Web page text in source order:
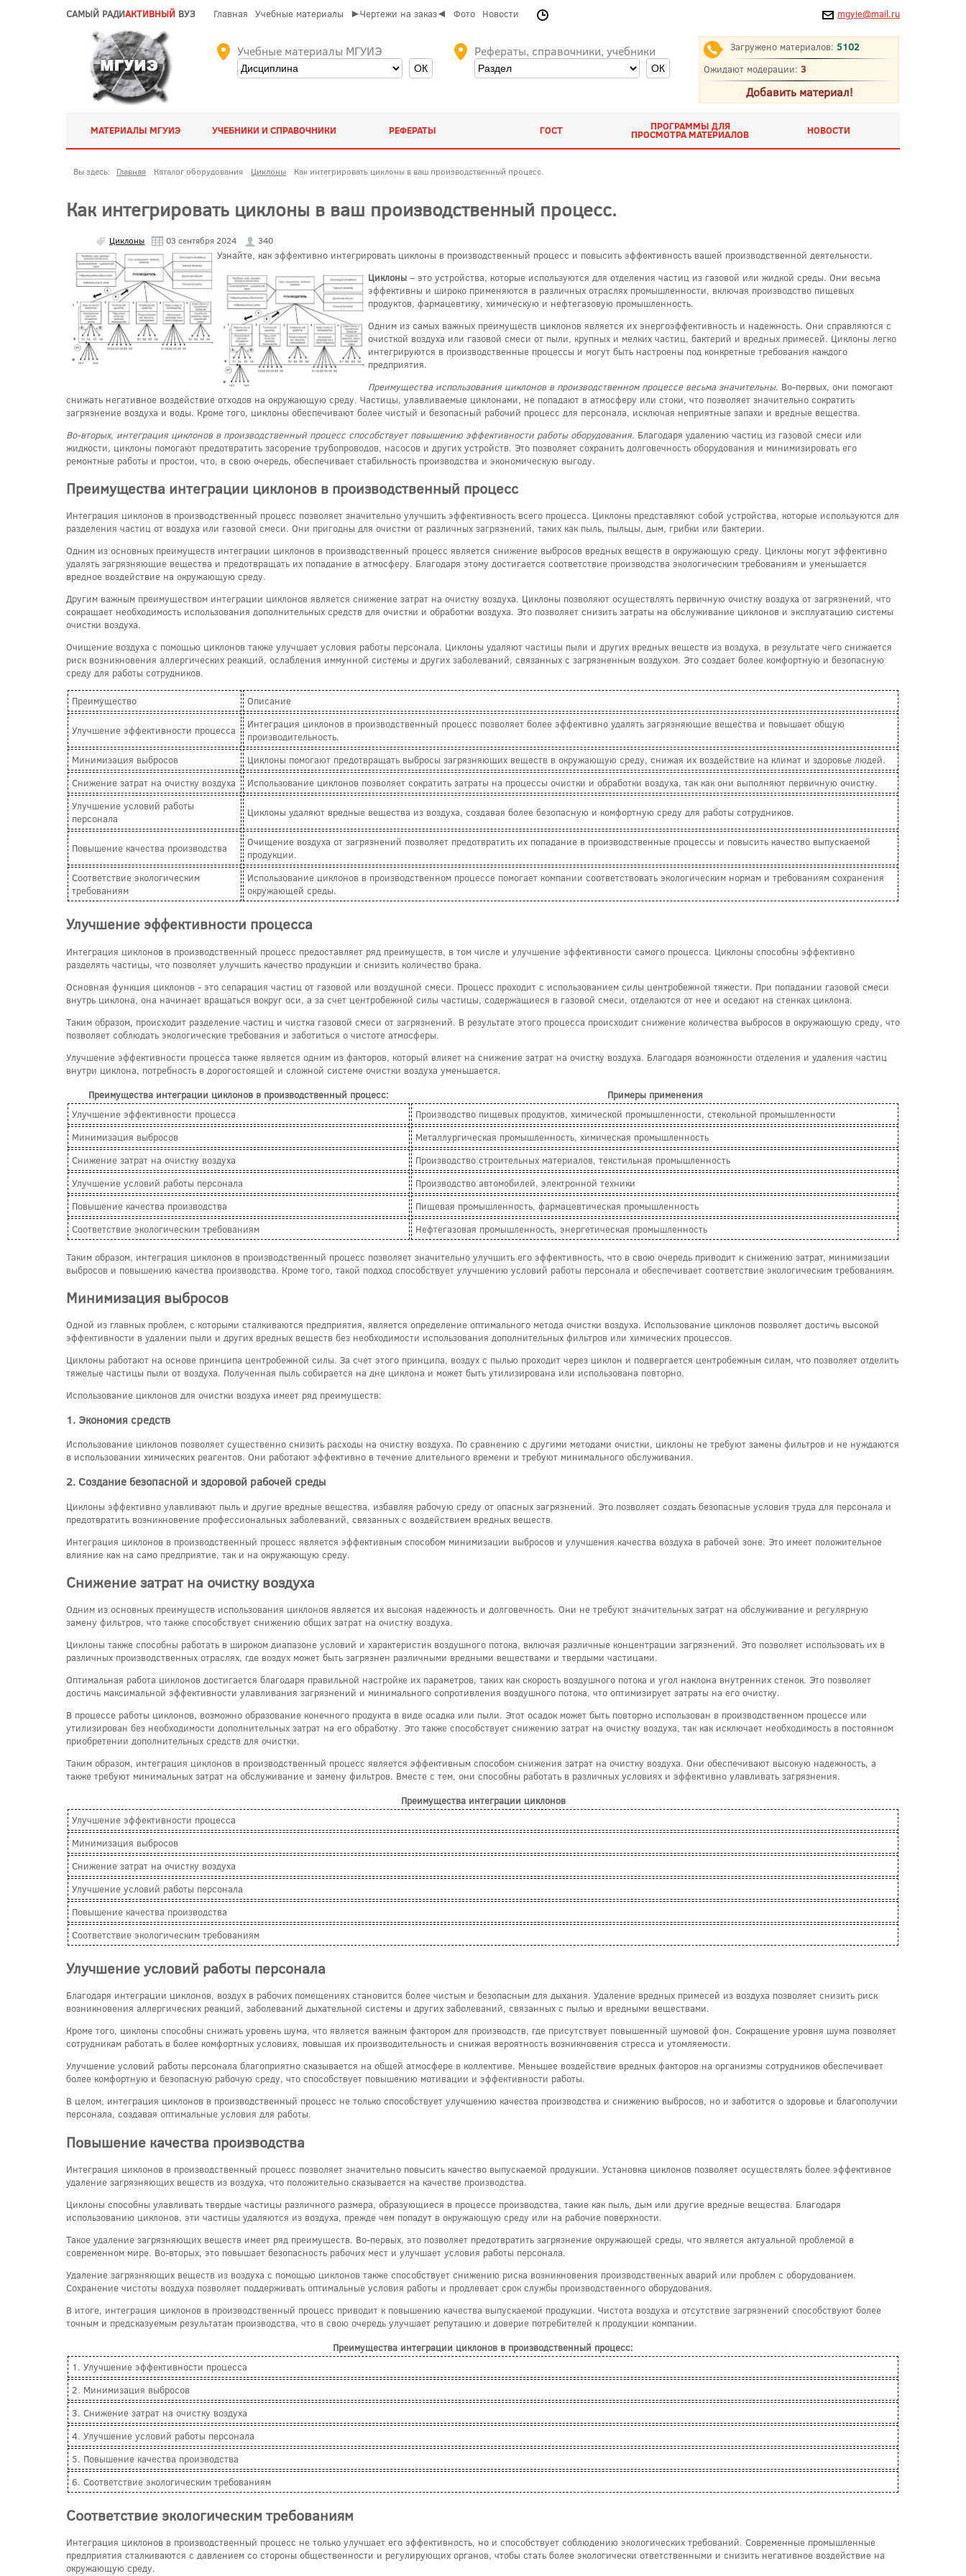
САМЫЙ РАДИАКТИВНЫЙ ВУЗ Главная Учебные материалы ►Чертежи на заказ◄ Фото Новости mgyie@mail.ru
Учебные материалы МГУИЭ Рефераты, справочники, учебники Загружено материалов: 5102
Ожидают модерации: 3
Добавить материал!
МАТЕРИАЛЫ МГУИЭ УЧЕБНИКИ И СПРАВОЧНИКИ РЕФЕРАТЫ ГОСТ ПРОГРАММЫ ДЛЯ
ПРОСМОТРА МАТЕРИАЛОВ НОВОСТИ
Вы здесь: Главная Каталог оборудования Циклоны Как интегрировать циклоны в ваш производственный процесс.
Как интегрировать циклоны в ваш производственный процесс.
Циклоны 03 сентября 2024 340
Узнайте, как эффективно интегрировать циклоны в производственный процесс и повысить эффективность вашей производственной деятельности.
Циклоны – это устройства, которые используются для отделения частиц из газовой или жидкой среды. Они весьма
эффективны и широко применяются в различных отраслях промышленности, включая производство пищевых
продуктов, фармацевтику, химическую и нефтегазовую промышленность.
Одним из самых важных преимуществ циклонов является их энергоэффективность и надежность. Они справляются с
очисткой воздуха или газовой смеси от пыли, крупных и мелких частиц, бактерий и вредных примесей. Циклоны легко
интегрируются в производственные процессы и могут быть настроены под конкретные требования каждого
предприятия.
Преимущества использования циклонов в производственном процессе весьма значительны. Во-первых, они помогают
снижать негативное воздействие отходов на окружающую среду. Частицы, улавливаемые циклонами, не попадают в атмосферу или стоки, что позволяет значительно сократить
загрязнение воздуха и воды. Кроме того, циклоны обеспечивают более чистый и безопасный рабочий процесс для персонала, исключая неприятные запахи и вредные вещества.
Во-вторых, интеграция циклонов в производственный процесс способствует повышению эффективности работы оборудования. Благодаря удалению частиц из газовой смеси или
жидкости, циклоны помогают предотвратить засорение трубопроводов, насосов и других устройств. Это позволяет сохранить долговечность оборудования и минимизировать его
ремонтные работы и простои, что, в свою очередь, обеспечивает стабильность производства и экономическую выгоду.
Преимущества интеграции циклонов в производственный процесс
Интеграция циклонов в производственный процесс позволяет значительно улучшить эффективность всего процесса. Циклоны представляют собой устройства, которые используются для
разделения частиц от воздуха или газовой смеси. Они пригодны для очистки от различных загрязнений, таких как пыль, пыльцы, дым, грибки или бактерии.
Одним из основных преимуществ интеграции циклонов в производственный процесс является снижение выбросов вредных веществ в окружающую среду. Циклоны могут эффективно
удалять загрязняющие вещества и предотвращать их попадание в атмосферу. Благодаря этому достигается соответствие производства экологическим требованиям и уменьшается
вредное воздействие на окружающую среду.
Другим важным преимуществом интеграции циклонов является снижение затрат на очистку воздуха. Циклоны позволяют осуществлять первичную очистку воздуха от загрязнений, что
сокращает необходимость использования дополнительных средств для очистки и обработки воздуха. Это позволяет снизить затраты на обслуживание циклонов и эксплуатацию системы
очистки воздуха.
Очищение воздуха с помощью циклонов также улучшает условия работы персонала. Циклоны удаляют частицы пыли и других вредных веществ из воздуха, в результате чего снижается
риск возникновения аллергических реакций, ослабления иммунной системы и других заболеваний, связанных с загрязненным воздухом. Это создает более комфортную и безопасную
среду для работы сотрудников.
Преимущество Описание
Улучшение эффективности процесса
Интеграция циклонов в производственный процесс позволяет более эффективно удалять загрязняющие вещества и повышает общую
производительность.
Минимизация выбросов
Циклоны помогают предотвращать выбросы загрязняющих веществ в окружающую среду, снижая их воздействие на климат и здоровье людей.
Снижение затрат на очистку воздуха
Использование циклонов позволяет сократить затраты на процессы очистки и обработки воздуха, так как они выполняют первичную очистку.
Улучшение условий работы
персонала
Циклоны удаляют вредные вещества из воздуха, создавая более безопасную и комфортную среду для работы сотрудников.
Повышение качества производства
Очищение воздуха от загрязнений позволяет предотвратить их попадание в производственные процессы и повысить качество выпускаемой
продукции.
Соответствие экологическим
требованиям
Использование циклонов в производственном процессе помогает компании соответствовать экологическим нормам и требованиям сохранения
окружающей среды.
Улучшение эффективности процесса
Интеграция циклонов в производственный процесс предоставляет ряд преимуществ, в том числе и улучшение эффективности самого процесса. Циклоны способны эффективно
разделять частицы, что позволяет улучшить качество продукции и снизить количество брака.
Основная функция циклонов - это сепарация частиц от газовой или воздушной смеси. Процесс проходит с использованием силы центробежной тяжести. При попадании газовой смеси
внутрь циклона, она начинает вращаться вокруг оси, а за счет центробежной силы частицы, содержащиеся в газовой смеси, отделаются от нее и оседают на стенках циклона.
Таким образом, происходит разделение частиц и чистка газовой смеси от загрязнений. В результате этого процесса происходит снижение количества выбросов в окружающую среду, что
позволяет соблюдать экологические требования и заботиться о чистоте атмосферы.
Улучшение эффективности процесса также является одним из факторов, который влияет на снижение затрат на очистку воздуха. Благодаря возможности отделения и удаления частиц
внутри циклона, потребность в дорогостоящей и сложной системе очистки воздуха уменьшается.
Преимущества интеграции циклонов в производственный процесс:
Примеры применения
Улучшение эффективности процесса
Производство пищевых продуктов, химической промышленности, стекольной промышленности
Минимизация выбросов
Металлургическая промышленность, химическая промышленность
Снижение затрат на очистку воздуха
Производство строительных материалов, текстильная промышленность
Улучшение условий работы персонала
Производство автомобилей, электронной техники
Повышение качества производства
Пищевая промышленность, фармацевтическая промышленность
Соответствие экологическим требованиям
Нефтегазовая промышленность, энергетическая промышленность
Таким образом, интеграция циклонов в производственный процесс позволяет значительно улучшить его эффективность, что в свою очередь приводит к снижению затрат, минимизации
выбросов и повышению качества производства. Кроме того, такой подход способствует улучшению условий работы персонала и обеспечивает соответствие экологическим требованиям.
Минимизация выбросов
Одной из главных проблем, с которыми сталкиваются предприятия, является определение оптимального метода очистки воздуха. Использование циклонов позволяет достичь высокой
эффективности в удалении пыли и других вредных веществ без необходимости использования дополнительных фильтров или химических процессов.
Циклоны работают на основе принципа центробежной силы. За счет этого принципа, воздух с пылью проходит через циклон и подвергается центробежным силам, что позволяет отделить
тяжелые частицы пыли от воздуха. Полученная пыль собирается на дне циклона и может быть утилизирована или использована повторно.
Использование циклонов для очистки воздуха имеет ряд преимуществ:
1. Экономия средств
Использование циклонов позволяет существенно снизить расходы на очистку воздуха. По сравнению с другими методами очистки, циклоны не требуют замены фильтров и не нуждаются
в использовании химических реагентов. Они работают эффективно в течение длительного времени и требуют минимального обслуживания.
2. Создание безопасной и здоровой рабочей среды
Циклоны эффективно улавливают пыль и другие вредные вещества, избавляя рабочую среду от опасных загрязнений. Это позволяет создать безопасные условия труда для персонала и
предотвратить возникновение профессиональных заболеваний, связанных с воздействием вредных веществ.
Интеграция циклонов в производственный процесс является эффективным способом минимизации выбросов и улучшения качества воздуха в рабочей зоне. Это имеет положительное
влияние как на само предприятие, так и на окружающую среду.
Снижение затрат на очистку воздуха
Одним из основных преимуществ использования циклонов является их высокая надежность и долговечность. Они не требуют значительных затрат на обслуживание и регулярную
замену фильтров, что также способствует снижению общих затрат на очистку воздуха.
Циклоны также способны работать в широком диапазоне условий и характеристик воздушного потока, включая различные концентрации загрязнений. Это позволяет использовать их в
различных производственных отраслях, где воздух может быть загрязнен различными вредными веществами и твердыми частицами.
Оптимальная работа циклонов достигается благодаря правильной настройке их параметров, таких как скорость воздушного потока и угол наклона внутренних стенок. Это позволяет
достичь максимальной эффективности улавливания загрязнений и минимального сопротивления воздушного потока, что оптимизирует затраты на его очистку.
В процессе работы циклонов, возможно образование конечного продукта в виде осадка или пыли. Этот осадок может быть повторно использован в производственном процессе или
утилизирован без необходимости дополнительных затрат на его обработку. Это также способствует снижению затрат на очистку воздуха, так как исключает необходимость в постоянном
приобретении дополнительных средств для очистки.
Таким образом, интеграция циклонов в производственный процесс является эффективным способом снижения затрат на очистку воздуха. Они обеспечивают высокую надежность, а
также требуют минимальных затрат на обслуживание и замену фильтров. Вместе с тем, они способны работать в различных условиях и эффективно улавливать загрязнения.
Преимущества интеграции циклонов
Улучшение эффективности процесса
Минимизация выбросов
Снижение затрат на очистку воздуха
Улучшение условий работы персонала
Повышение качества производства
Соответствие экологическим требованиям
Улучшение условий работы персонала
Благодаря интеграции циклонов, воздух в рабочих помещениях становится более чистым и безопасным для дыхания. Удаление вредных примесей из воздуха позволяет снизить риск
возникновения аллергических реакций, заболеваний дыхательной системы и других заболеваний, связанных с пылью и вредными веществами.
Кроме того, циклоны способны снижать уровень шума, что является важным фактором для производств, где присутствует повышенный шумовой фон. Сокращение уровня шума позволяет
сотрудникам работать в более комфортных условиях, повышая их производительность и снижая вероятность возникновения стресса и утомляемости.
Улучшение условий работы персонала благоприятно сказывается на общей атмосфере в коллективе. Меньшее воздействие вредных факторов на организмы сотрудников обеспечивает
более комфортную и безопасную рабочую среду, что способствует повышению мотивации и эффективности работы.
В целом, интеграция циклонов в производственный процесс не только способствует улучшению качества производства и снижению выбросов, но и заботится о здоровье и благополучии
персонала, создавая оптимальные условия для работы.
Повышение качества производства
Интеграция циклонов в производственный процесс позволяет значительно повысить качество выпускаемой продукции. Установка циклонов позволяет осуществлять более эффективное
удаление загрязняющих веществ из воздуха, что положительно сказывается на качестве производства.
Циклоны способны улавливать твердые частицы различного размера, образующиеся в процессе производства, такие как пыль, дым или другие вредные вещества. Благодаря
использованию циклонов, эти частицы удаляются из воздуха, прежде чем попадут в окружающую среду или на рабочие поверхности.
Такое удаление загрязняющих веществ имеет ряд преимуществ. Во-первых, это позволяет предотвратить загрязнение окружающей среды, что является актуальной проблемой в
современном мире. Во-вторых, это повышает безопасность рабочих мест и улучшает условия работы персонала.
Удаление загрязняющих веществ из воздуха с помощью циклонов также способствует снижению риска возникновения производственных аварий или проблем с оборудованием.
Сохранение чистоты воздуха позволяет поддерживать оптимальные условия работы и продлевает срок службы производственного оборудования.
В итоге, интеграция циклонов в производственный процесс приводит к повышению качества выпускаемой продукции. Чистота воздуха и отсутствие загрязнений способствуют более
точным и предсказуемым результатам производства, что в свою очередь улучшает репутацию и доверие потребителей к продукции компании.
Преимущества интеграции циклонов в производственный процесс:
1. Улучшение эффективности процесса
2. Минимизация выбросов
3. Снижение затрат на очистку воздуха
4. Улучшение условий работы персонала
5. Повышение качества производства
6. Соответствие экологическим требованиям
Соответствие экологическим требованиям
Интеграция циклонов в производственный процесс не только улучшает его эффективность, но и способствует соблюдению экологических требований. Современные промышленные
предприятия сталкиваются с давлением со стороны общественности и регулирующих органов, чтобы стать более экологически ответственными и снизить негативное воздействие на
окружающую среду.